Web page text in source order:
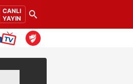
CANLI
YAYIN